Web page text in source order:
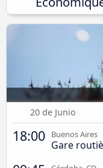
20 de Junio
18:00 Buenos Aires
Gare